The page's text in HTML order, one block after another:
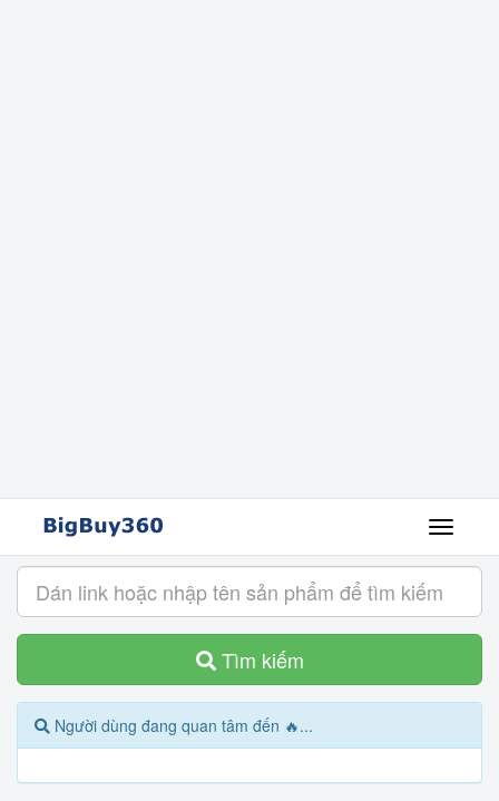
Tìm kiếm
Người dùng đang quan tâm đến 🔥...